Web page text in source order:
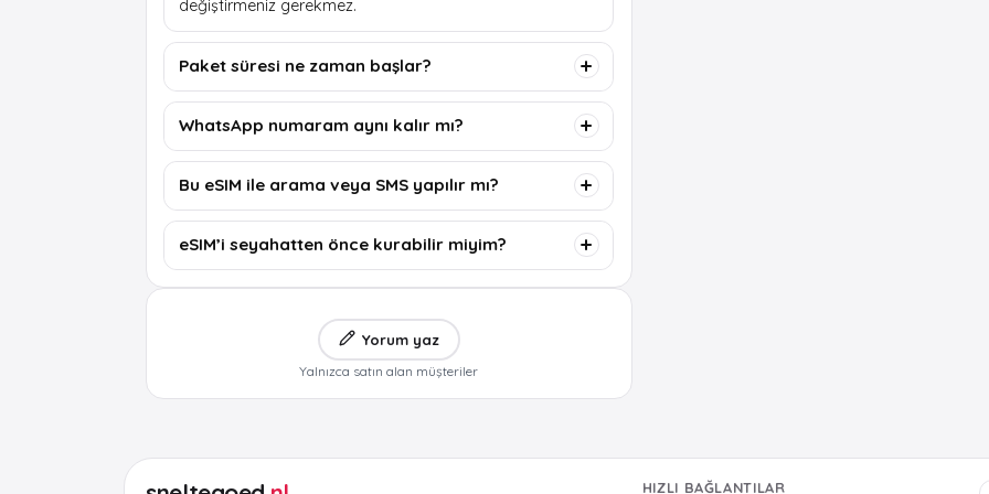
değiştirmeniz gerekmez.
Paket süresi ne zaman başlar?
WhatsApp numaram aynı kalır mı?
Bu eSIM ile arama veya SMS yapılır mı?
eSIM’i seyahatten önce kurabilir miyim?
Yorum yaz
Yalnızca satın alan müşteriler
HIZLI BAĞLANTILAR